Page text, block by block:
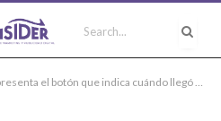
que indica cuándo llegó el momento de elegir una Pilsen Extra